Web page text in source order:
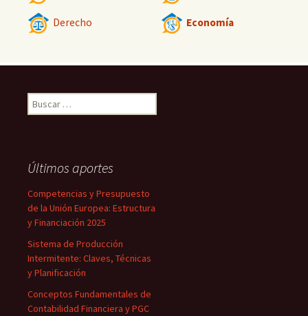
Derecho Economía
Buscar:
Últimos aportes
Competencias y Presupuesto
de la Unión Europea: Estructura
y Financiación 2025
Sistema de Producción
Intermitente: Claves, Técnicas
y Planificación
Conceptos Fundamentales de
Contabilidad Financiera y PGC